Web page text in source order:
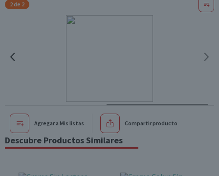
2 de 2
Agregar a Mis listas Compartir producto
Descubre Productos Similares